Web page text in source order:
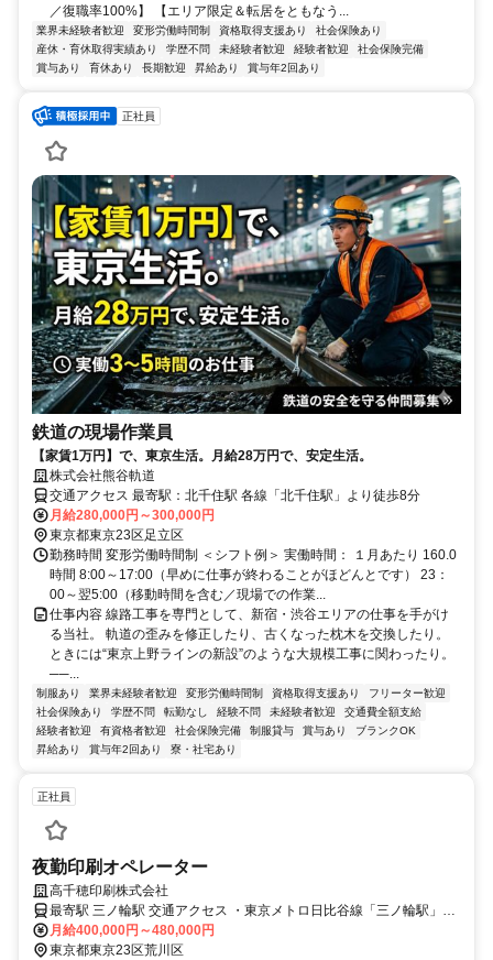
／復職率100%】 【エリア限定＆転居をともなう...
業界未経験者歓迎 変形労働時間制 資格取得支援あり
社会保険あり
産休・育休取得実績あり
学歴不問 未経験者歓迎 経験者歓迎
社会保険完備
賞与あり
育休あり 長期歓迎 昇給あり 賞与年2回あり
正社員
鉄道の現場作業員
【家賃1万円】で、東京生活。月給28万円で、安定生活。
株式会社熊谷軌道
交通アクセス 最寄駅：北千住駅 各線「北千住駅」より徒歩8分
月給280,000円～300,000円
東京都東京23区足立区
勤務時間 変形労働時間制 ＜シフト例＞ 実働時間： １月あたり 160.0
時間 8:00～17:00（早めに仕事が終わることがほどんとです） 23：
00～翌5:00（移動時間を含む／現場での作業...
仕事内容 線路工事を専門として、新宿・渋谷エリアの仕事を手がけ
る当社。 軌道の歪みを修正したり、古くなった枕木を交換したり。
ときには“東京上野ラインの新設”のような大規模工事に関わったり。
──...
制服あり 業界未経験者歓迎 変形労働時間制 資格取得支援あり
フリーター歓迎
社会保険あり
学歴不問 転勤なし 経験不問 未経験者歓迎
交通費全額支給
経験者歓迎
有資格者歓迎 社会保険完備 制服貸与 賞与あり
ブランクOK
昇給あり
賞与年2回あり 寮・社宅あり
正社員
夜勤印刷オペレーター
高千穂印刷株式会社
最寄駅 三ノ輪駅 交通アクセス ・東京メトロ日比谷線「三ノ輪駅」よ
り徒歩10分 ・JR常磐線「三河島駅」より徒歩13分 ・JR山手線「日
暮里駅」より徒歩17分
月給400,000円～480,000円
東京都東京23区荒川区